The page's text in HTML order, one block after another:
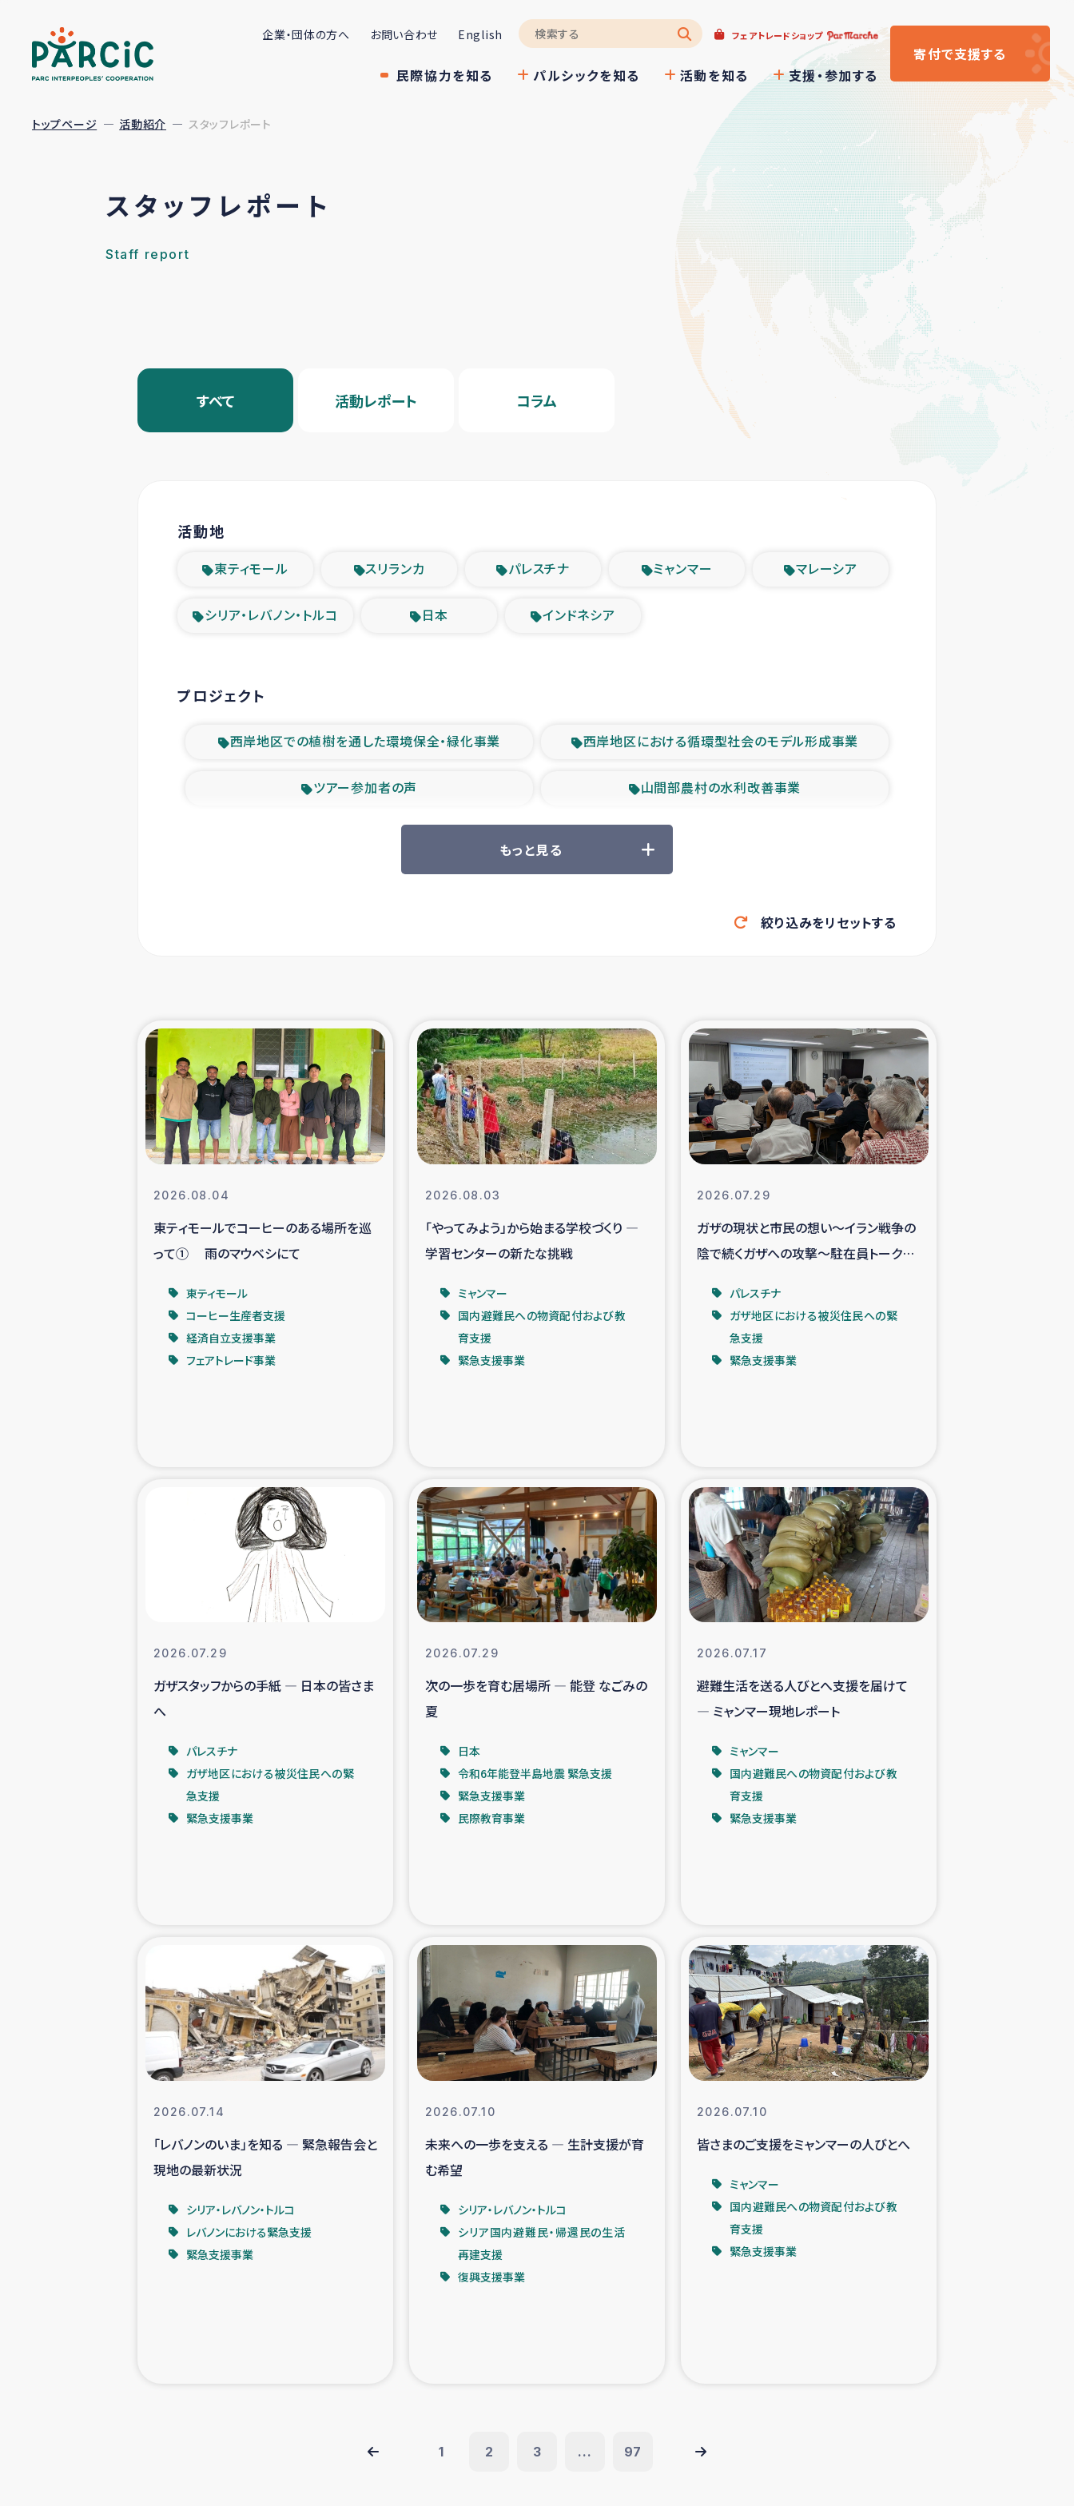
企業・団体の方へ お問い合わせ English フェアトレードショップ
民際協力を知る パルシックを知る 活動を知る 支援・参加する
寄付で支援する
トップページ 活動紹介 スタッフレポート
スタッフレポート
Staff report
すべて 活動レポート コラム
活動地
東ティモール スリランカ パレスチナ ミャンマー マレーシア
シリア・レバノン・トルコ 日本 インドネシア
プロジェクト
西岸地区での植樹を通した環境保全・緑化事業 西岸地区における循環型社会のモデル形成事業
ツアー参加者の声 山間部農村の水利改善事業
緊急救援の時代 森林保全型農業の支援事業
東ティモール豪雨緊急支援 大雨による洪水被災者支援
シリア国内避難民・帰還民の生活再建支援
スリランカ 緊急人道支援 スリランカ南部洪水被災者支援
スリランカの南北女性をつなぐサリー・リサイクル・プロジ
ェクト
復興支援事業
ガザ人道支援 令和6年能登半島地震 緊急支援
タイ国境ミャンマー移民子ども支援 漁民によるマングローブ植林活動
レバノンでのシリア難民への食糧・越冬支援 レバノンにおける緊急支援
石巻市街地在宅被災者支援 復興応援隊の活動
仮設住宅生活支援・農業復興支援 漁業復興支援
インターン・ボランティア日誌 経済自立支援事業
ガザ空爆被災者への食料支援と農家生産支援
ガザ地区における羊の畜産支援 ガザ地区での公園の緑化を通じた支援事業
ふりかけ普及と食生活改善による栄養改善事業 フェアトレード事業
コーヒー生産者支援 アイナロ県マウベシ郡でのコーヒー畑改善事業
ベイルート大規模爆発被災者支援 女性の生計向上支援
アグロフォレストリー（カカオ）事業
もっと見る
絞り込みをリセットする
2026.08.04
東ティモールでコーヒーのある場所を巡
って① 雨のマウベシにて
東ティモール
コーヒー生産者支援
経済自立支援事業
フェアトレード事業
2026.08.03
「やってみよう」から始まる学校づくり ―
学習センターの新たな挑戦
ミャンマー
国内避難民への物資配付および教
育支援
緊急支援事業
2026.07.29
ガザの現状と市民の想い～イラン戦争の
陰で続くガザへの攻撃～駐在員トークイ
パレスチナ
ガザ地区における被災住民への緊
急支援
緊急支援事業
2026.07.29
ガザスタッフからの手紙 ― 日本の皆さま
へ
パレスチナ
ガザ地区における被災住民への緊
急支援
緊急支援事業
2026.07.29
次の一歩を育む居場所 ― 能登 なごみの
夏
日本
令和6年能登半島地震 緊急支援
緊急支援事業
民際教育事業
2026.07.17
避難生活を送る人びとへ支援を届けて
― ミャンマー現地レポート
ミャンマー
国内避難民への物資配付および教
育支援
緊急支援事業
2026.07.14
「レバノンのいま」を知る ― 緊急報告会と
現地の最新状況
シリア・レバノン・トルコ
レバノンにおける緊急支援
緊急支援事業
2026.07.10
未来への一歩を支える ― 生計支援が育
む希望
シリア・レバノン・トルコ
シリア国内避難民・帰還民の生活
再建支援
復興支援事業
2026.07.10
皆さまのご支援をミャンマーの人びとへ
ミャンマー
国内避難民への物資配付および教
育支援
緊急支援事業
1 2 3 ... 97